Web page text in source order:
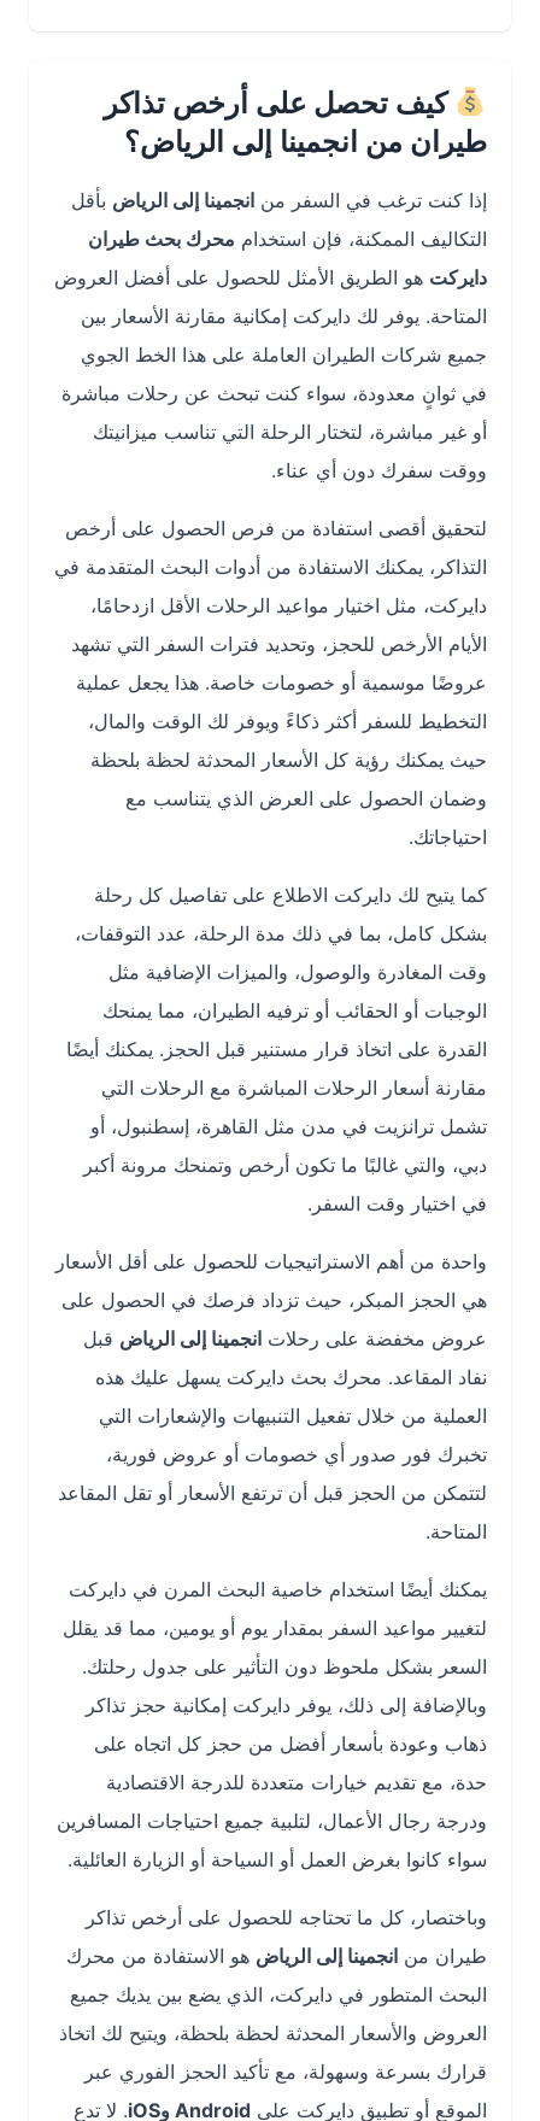
كيف تحصل على أرخص تذاكر
طيران من انجمينا إلى الرياض؟
إذا كنت ترغب في السفر منانجمينا إلى الرياضبأقل
التكاليف الممكنة، فإن استخداممحرك بحث طيران
دايركتهو الطريق الأمثل للحصول على أفضل العروض
المتاحة. يوفر لك دايركت إمكانية مقارنة الأسعار بين
جميع شركات الطيران العاملة على هذا الخط الجوي
في ثوانٍ معدودة، سواء كنت تبحث عن رحلات مباشرة
أو غير مباشرة، لتختار الرحلة التي تناسب ميزانيتك
ووقت سفرك دون أي عناء.
لتحقيق أقصى استفادة من فرص الحصول على أرخص
التذاكر، يمكنك الاستفادة من أدوات البحث المتقدمة في
دايركت، مثل اختيار مواعيد الرحلات الأقل ازدحامًا،
الأيام الأرخص للحجز، وتحديد فترات السفر التي تشهد
عروضًا موسمية أو خصومات خاصة. هذا يجعل عملية
التخطيط للسفر أكثر ذكاءً ويوفر لك الوقت والمال،
حيث يمكنك رؤية كل الأسعار المحدثة لحظة بلحظة
وضمان الحصول على العرض الذي يتناسب مع
احتياجاتك.
كما يتيح لك دايركت الاطلاع على تفاصيل كل رحلة
بشكل كامل، بما في ذلك مدة الرحلة، عدد التوقفات،
وقت المغادرة والوصول، والميزات الإضافية مثل
الوجبات أو الحقائب أو ترفيه الطيران، مما يمنحك
القدرة على اتخاذ قرار مستنير قبل الحجز. يمكنك أيضًا
مقارنة أسعار الرحلات المباشرة مع الرحلات التي
تشمل ترانزيت في مدن مثل القاهرة، إسطنبول، أو
دبي، والتي غالبًا ما تكون أرخص وتمنحك مرونة أكبر
في اختيار وقت السفر.
واحدة من أهم الاستراتيجيات للحصول على أقل الأسعار
هي الحجز المبكر، حيث تزداد فرصك في الحصول على
عروض مخفضة على رحلات انجمينا إلى الرياضقبل
نفاد المقاعد. محرك بحث دايركت يسهل عليك هذه
العملية من خلال تفعيل التنبيهات والإشعارات التي
تخبرك فور صدور أي خصومات أو عروض فورية،
لتتمكن من الحجز قبل أن ترتفع الأسعار أو تقل المقاعد
المتاحة.
يمكنك أيضًا استخدام خاصية البحث المرن في دايركت
لتغيير مواعيد السفر بمقدار يوم أو يومين، مما قد يقلل
السعر بشكل ملحوظ دون التأثير على جدول رحلتك.
وبالإضافة إلى ذلك، يوفر دايركت إمكانية حجز تذاكر
ذهاب وعودة بأسعار أفضل من حجز كل اتجاه على
حدة، مع تقديم خيارات متعددة للدرجة الاقتصادية
ودرجة رجال الأعمال، لتلبية جميع احتياجات المسافرين
سواء كانوا بغرض العمل أو السياحة أو الزيارة العائلية.
وباختصار، كل ما تحتاجه للحصول على أرخص تذاكر
طيران منانجمينا إلى الرياضهو الاستفادة من محرك
البحث المتطور في دايركت، الذي يضع بين يديك جميع
العروض والأسعار المحدثة لحظة بلحظة، ويتيح لك اتخاذ
قرارك بسرعة وسهولة، مع تأكيد الحجز الفوري عبر
الموقع أو تطبيق دايركت علىAndroid وiOS . لا تدع